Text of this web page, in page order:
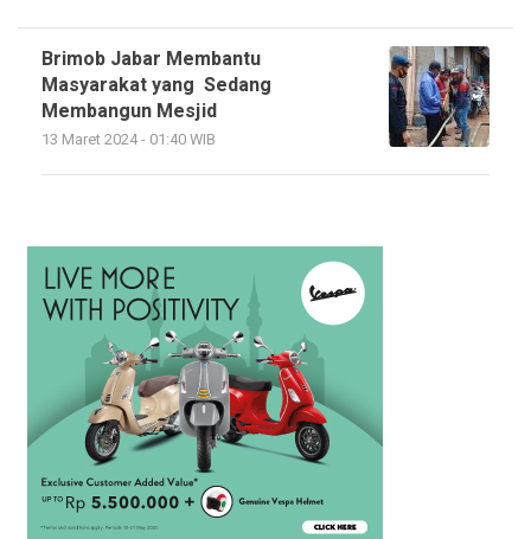
Brimob Jabar Membantu
Masyarakat yang Sedang
Membangun Mesjid
13 Maret 2024 - 01:40 WIB